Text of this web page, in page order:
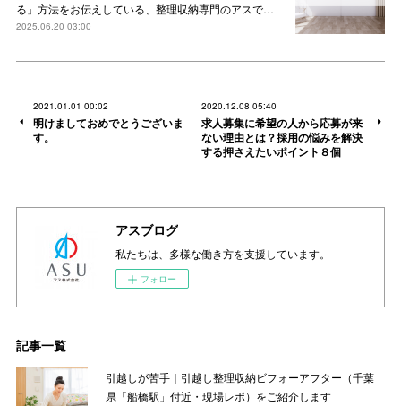
る」方法をお伝えしている、整理収納専門のアスで…
2025.06.20 03:00
2021.01.01 00:02
明けましておめでとうございま
す。
2020.12.08 05:40
求人募集に希望の人から応募が来
ない理由とは？採用の悩みを解決
する押さえたいポイント８個
アスブログ
私たちは、多様な働き方を支援しています。
フォロー
記事一覧
引越しが苦手｜引越し整理収納ビフォーアフター（千葉
県「船橋駅」付近・現場レポ）をご紹介します